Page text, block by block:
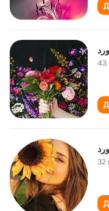
43
32